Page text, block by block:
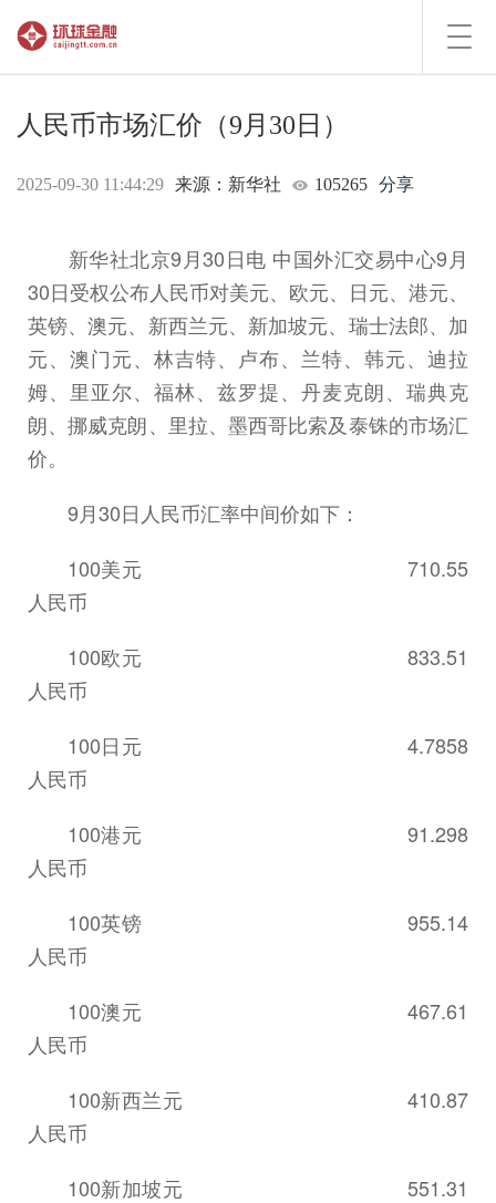
人民币市场汇价（9月30日）
2025-09-30 11:44:29 来源：新华社 105265 分享
新华社北京9月30日电 中国外汇交易中心9月
30日受权公布人民币对美元、欧元、日元、港元、
英镑、澳元、新西兰元、新加坡元、瑞士法郎、加
元、澳门元、林吉特、卢布、兰特、韩元、迪拉
姆、里亚尔、福林、兹罗提、丹麦克朗、瑞典克
朗、挪威克朗、里拉、墨西哥比索及泰铢的市场汇
价。
9月30日人民币汇率中间价如下：
100美元 710.55
人民币
100欧元 833.51
人民币
100日元 4.7858
人民币
100港元 91.298
人民币
100英镑 955.14
人民币
100澳元 467.61
人民币
100新西兰元 410.87
人民币
100新加坡元 551.31